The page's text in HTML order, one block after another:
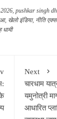
, pushkar singh
, खेलो इंडिया, नीति
धामी
Next
चारधाम
यमुनोत्री
आधारित